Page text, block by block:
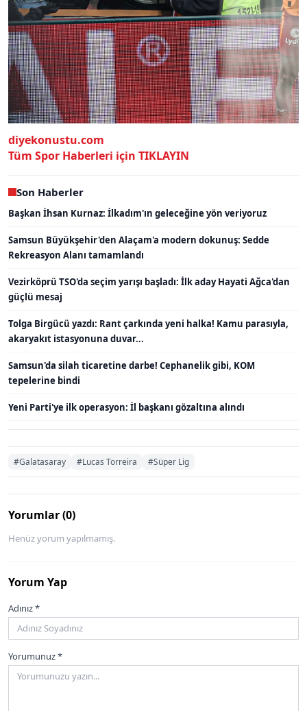
diyekonustu.com
Tüm Spor Haberleri için TIKLAYIN
Son Haberler
Başkan İhsan Kurnaz: İlkadım'ın geleceğine yön veriyoruz
Samsun Büyükşehir'den Alaçam'a modern dokunuş: Sedde
Rekreasyon Alanı tamamlandı
Vezirköprü TSO'da seçim yarışı başladı: İlk aday Hayati Ağca'dan
güçlü mesaj
Tolga Birgücü yazdı: Rant çarkında yeni halka! Kamu parasıyla,
akaryakıt istasyonuna duvar...
Samsun'da silah ticaretine darbe! Cephanelik gibi, KOM
tepelerine bindi
Yeni Parti'ye ilk operasyon: İl başkanı gözaltına alındı
#Galatasaray #Lucas Torreira #Süper Lig
Yorumlar (0)
Henüz yorum yapılmamış.
Yorum Yap
Adınız *
Yorumunuz *